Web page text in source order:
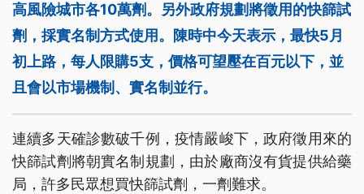
高風險城市各10萬劑。另外政府規劃將徵用的快篩試
劑，採實名制方式使用。陳時中今天表示，最快5月
初上路，每人限購5支，價格可望壓在百元以下，並
且會以市場機制、實名制並行。
連續多天確診數破千例，疫情嚴峻下，政府徵用來的
快篩試劑將朝實名制規劃，由於廠商沒有貨提供給藥
局，許多民眾想買快篩試劑，一劑難求。